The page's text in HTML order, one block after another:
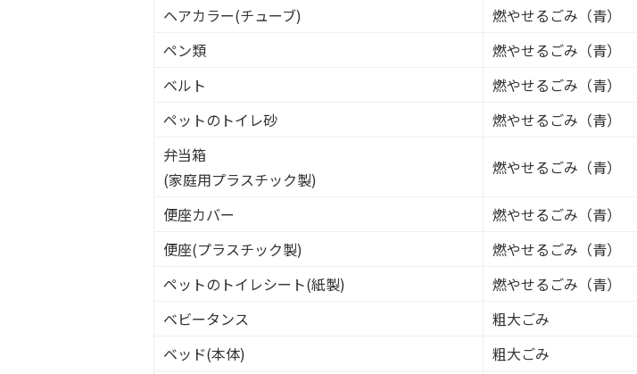
ヘアカラー(チューブ)
燃やせるごみ（青）
ペン類
燃やせるごみ（青）
ベルト
燃やせるごみ（青）
ペットのトイレ砂
燃やせるごみ（青）
弁当箱
(家庭用プラスチック製)
燃やせるごみ（青）
便座カバー
燃やせるごみ（青）
便座(プラスチック製)
燃やせるごみ（青）
ペットのトイレシート(紙製)
燃やせるごみ（青）
ベビータンス
粗大ごみ
ベッド(本体)
粗大ごみ